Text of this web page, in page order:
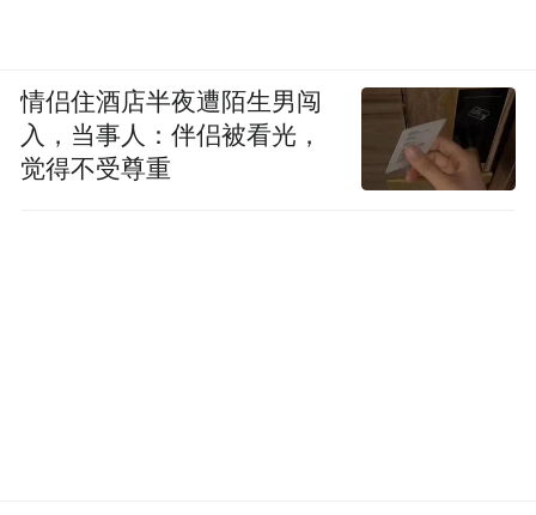
情侣住酒店半夜遭陌生男闯
入，当事人：伴侣被看光，
觉得不受尊重